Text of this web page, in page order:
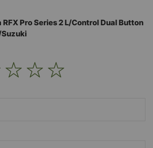
силно ускорение от стартовата врата.
Новият дизайн на двойния бутон се
което е обработено по-далеч, за да
при новите модели на KTM, но също
обхват, за да осигури максимално
Pro Series 2 L/Control Dual Button
Suzuki